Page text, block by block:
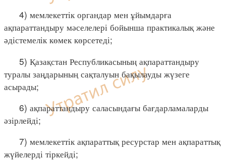
4) мемлекеттік органдар мен ұйымдарға
ақпараттандыру мәселелері бойынша практикалық және
әдістемелік көмек көрсетеді;
5) Қазақстан Республикасының ақпараттандыру
туралы заңдарының сақталуын бақылауды жүзеге
асырады;
6) ақпараттандыру саласындағы бағдарламаларды
әзірлейді;
7) мемлекеттік ақпараттық ресурстар мен ақпараттық
жүйелерді тіркейді;